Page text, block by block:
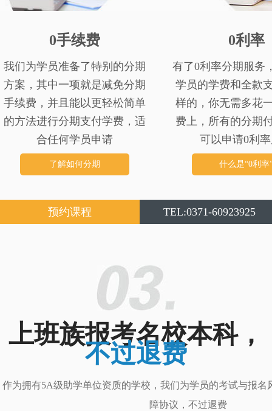
0手续费
我们为学员准备了特别的分期
方案，其中一项就是减免分期
手续费，并且能以更轻松简单
的方法进行分期支付学费，适
合任何学员申请
了解如何分期
0利率
有了0利率分期服务
学员的学费和全款
样的，你无需多花
费上，所有的分期
可以申请0利
什么是“0利率
预约课程 TEL:0371-60923925
上班族报考名校本科，
不过退费
作为拥有5A级助学单位资质的学校，我们为学员的考试与报名
障协议，不过退费